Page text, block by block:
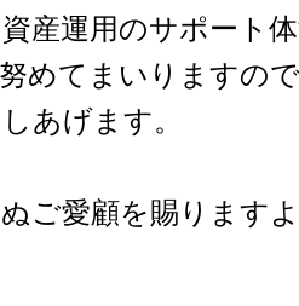
産運用のサポート
めてまいりますの
あげます。
ご愛顧を賜ります